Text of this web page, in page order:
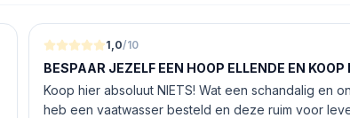
1,0/10
BESPAAR JEZELF EEN HOOP ELLENDE EN KOOP
Koop hier absoluut NIETS! Wat een schandalig en
heb een vaatwasser besteld en deze ruim voor